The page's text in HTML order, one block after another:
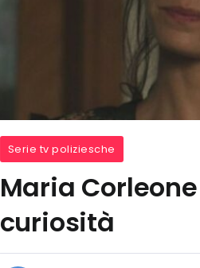
Serie tv poliziesche
Maria
curiosità